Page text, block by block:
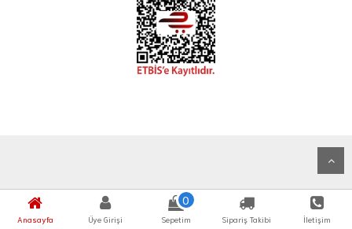
Anasayfa Üye Girişi
0
Sepetim Sipariş Takibi İletişim